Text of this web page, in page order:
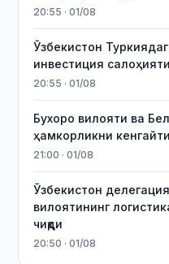
20:55 · 01/08
Ўзбекистон
инвестиция
20:55 · 01/08
Бухоро вилояти ва
ҳамкорликни
21:00 · 01/08
Ўзбекистон
вилоятининг
чиқди
20:50 · 01/08